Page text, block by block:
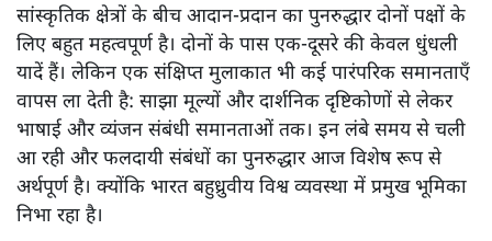
सांस्कृतिक क्षेत्रों के बीच आदान-प्रदान का पुनरुद्धार दोनों पक्षों के
लिए बहुत महत्वपूर्ण है। दोनों के पास एक-दूसरे की केवल धुंधली
यादें हैं। लेकिन एक संक्षिप्त मुलाकात भी कई पारंपरिक समानताएँ
वापस ला देती है: साझा मूल्यों और दार्शनिक दृष्टिकोणों से लेकर
भाषाई और व्यंजन संबंधी समानताओं तक। इन लंबे समय से चली
आ रही और फलदायी संबंधों का पुनरुद्धार आज विशेष रूप से
अर्थपूर्ण है। क्योंकि भारत बहुध्रुवीय विश्व व्यवस्था में प्रमुख भूमिका
निभा रहा है।